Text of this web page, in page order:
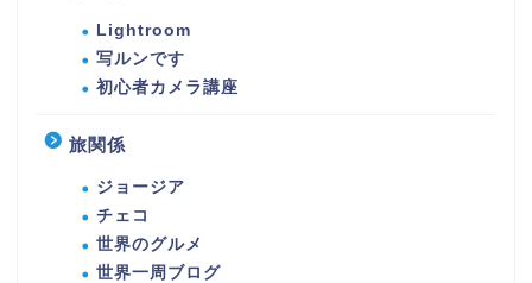
Lightroom
写ルンです
初心者カメラ講座
旅関係
ジョージア
チェコ
世界のグルメ
世界一周ブログ